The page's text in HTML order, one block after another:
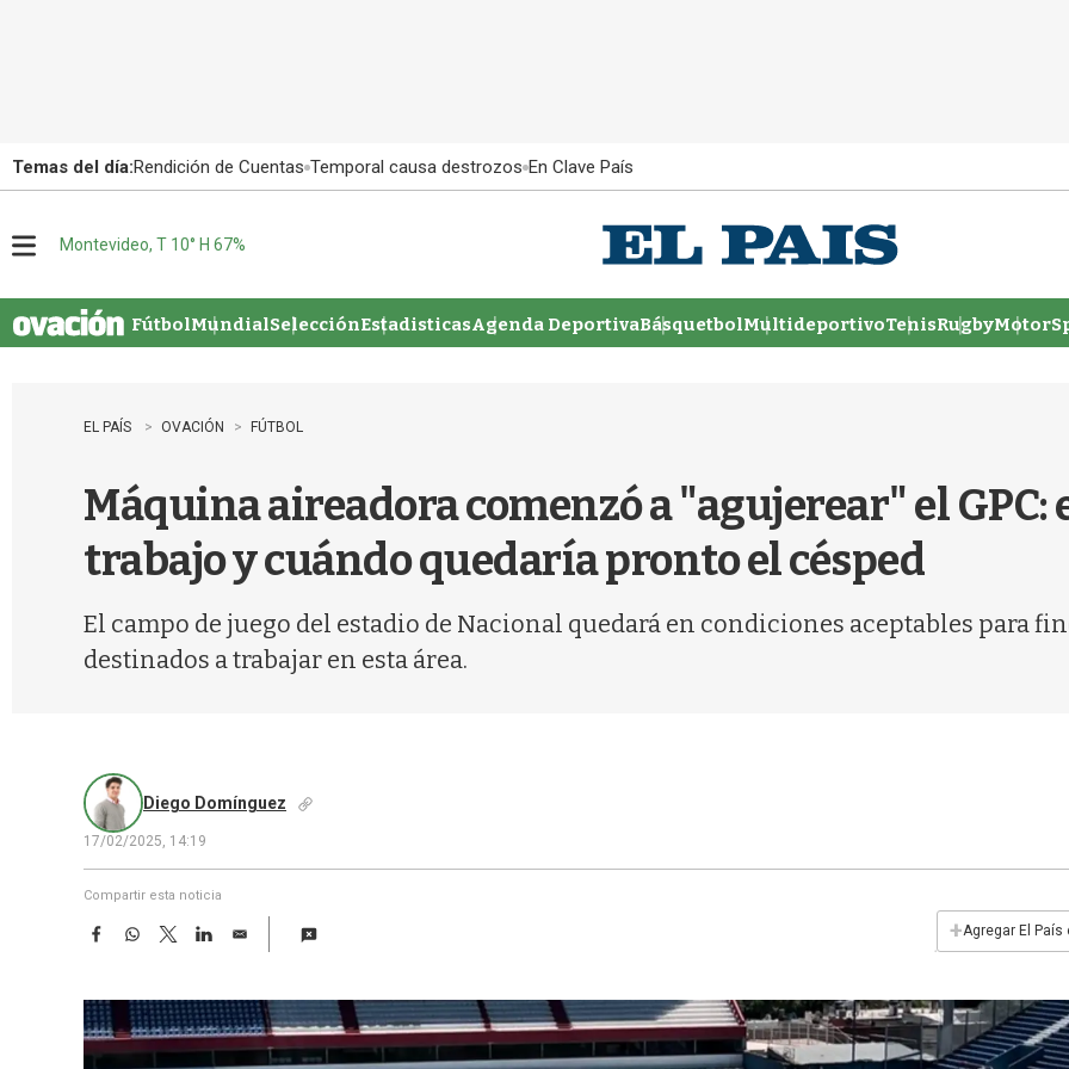
Temas del día:Rendición de Cuentas Temporal causa destrozos En Clave País
u
Montevideo, T 10° H 67%
FútbolMundialSelecciónEstadisticasAgenda DeportivaBásquetbolMultideportivoTenisRugby
EL PAÍS OVACIÓN FÚTBOL
Máquina aireadora comenzó a "agujerear" el GPC:
trabajo y cuándo quedaría pronto el césped
El campo de juego del estadio de Nacional quedará en condiciones aceptables para
destinados a trabajar en esta área.
Diego Domínguez
17/02/2025, 14:19
Compartir esta noticia
F
e
b
o
W
t
s
A
T
w
t
t
e
L
k
e
d
E
i
l
+Agregar El País